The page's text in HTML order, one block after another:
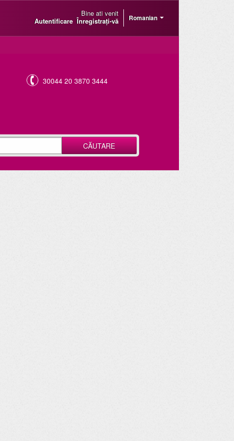
Romanian
Bine ati venit
Autentificare Înregistrați-vă
30044 20 3870 3444
CĂUTARE